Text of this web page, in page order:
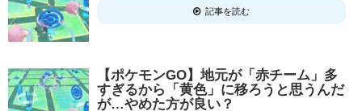
記事を読む
【ポケモンGO】地元が「赤チーム」多
すぎるから「黄色」に移ろうと思うんだ
が…やめた方が良い？